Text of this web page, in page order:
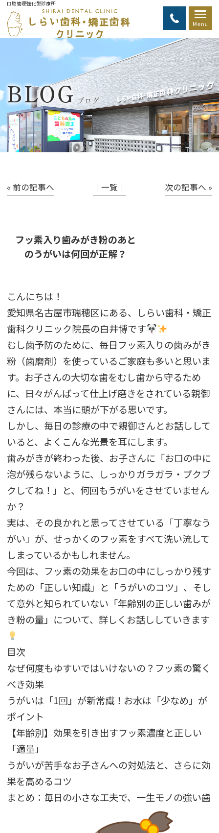
口腔管理強化型診療所
BLOG ブログ
« 前の記事へ │一覧│ 次の記事へ »
フッ素入り歯みがき粉のあと
のうがいは何回が正解？
こんにちは！
愛知県名古屋市瑞穂区にある、しらい歯科・矯正
歯科クリニック院長の白井博です
むし歯予防のために、毎日フッ素入りの歯みがき
粉（歯磨剤）を使っているご家庭も多いと思いま
す。お子さんの大切な歯をむし歯から守るため
に、日々がんばって仕上げ磨きをされている親御
さんには、本当に頭が下がる思いです。
しかし、毎日の診療の中で親御さんとお話しして
いると、よくこんな光景を耳にします。
歯みがきが終わった後、お子さんに「お口の中に
泡が残らないように、しっかりガラガラ・ブクブ
クしてね！」と、何回もうがいをさせていません
か？
実は、その良かれと思ってさせている「丁寧なう
がい」が、せっかくのフッ素をすべて洗い流して
しまっているかもしれません。
今回は、フッ素の効果をお口の中にしっかり残す
ための「正しい知識」と「うがいのコツ」、そし
て意外と知られていない「年齢別の正しい歯みが
き粉の量」について、詳しくお話ししていきます
目次
なぜ何度もゆすいではいけないの？フッ素の驚く
べき効果
うがいは「1回」が新常識！お水は「少なめ」が
ポイント
【年齢別】効果を引き出すフッ素濃度と正しい
「適量」
うがいが苦手なお子さんへの対処法と、さらに効
果を高めるコツ
まとめ：毎日の小さな工夫で、一生モノの強い歯